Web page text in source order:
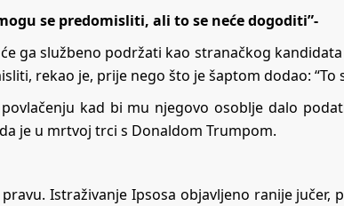
se predomisliti, ali to se neće dogoditi”-
ga službeno podržati kao stranačkog
rekao je, prije nego što je šaptom dodao: “To
kad bi mu njegovo osoblje dalo
je u mrtvoj trci s Donaldom Trumpom.
Istraživanje Ipsosa objavljeno ranije jučer,